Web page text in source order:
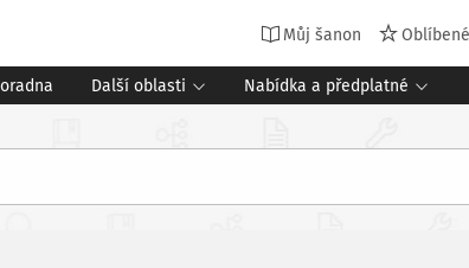
Můj šanon Oblíbené
Další oblasti Nabídka a předplatné